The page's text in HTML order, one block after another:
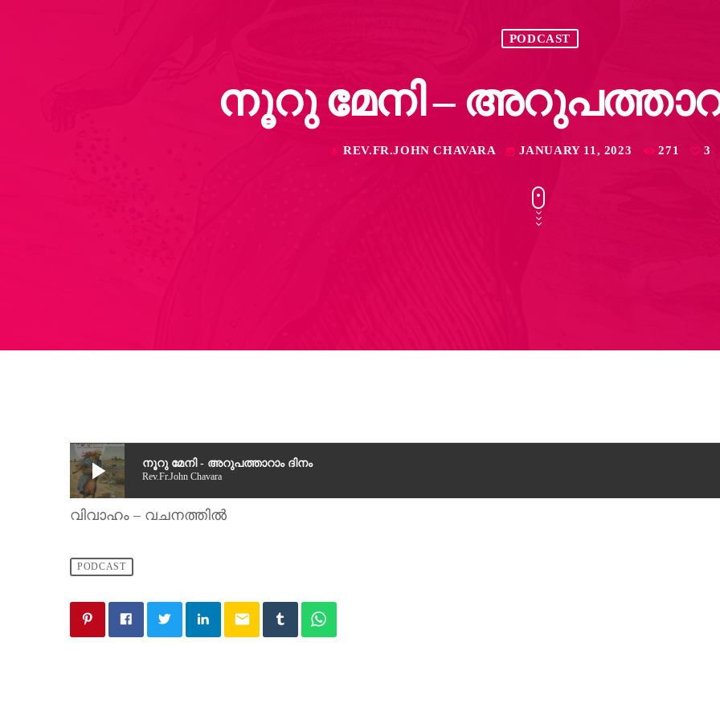
PODCAST
നൂറു മേനി –
mic REV.FR.JOHN CHAVARA today JANUARY 11, 2023 271 3
play_arrow നൂറു മേനി - അറുപത്താറാം ​ദിനം
Rev.Fr.John Chavara
വിവാഹം – വചനത്തിൽ
PODCAST
email